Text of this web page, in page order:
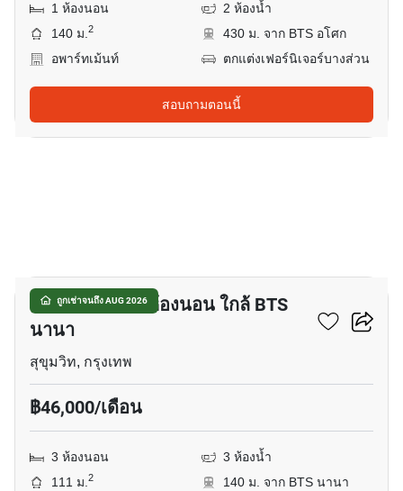
1 ห้องนอน
2 ห้องน้ำ
140 ม.2
430 ม. จาก BTS อโศก
อพาร์ทเม้นท์
ตกแต่งเฟอร์นิเจอร์บางส่วน
สอบถามตอนนี้
ถูกเช่าจนถึง AUG 2026
อพาร์ทเมนต์ 3-ห้องนอน ใกล้ BTS
นานา
สุขุมวิท, กรุงเทพ
฿46,000/เดือน
3 ห้องนอน
3 ห้องน้ำ
111 ม.2 140 ม. จาก BTS นานา